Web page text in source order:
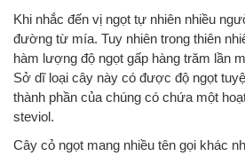
Khi nhắc đến vị ngọt tự nhiên nhiều
đường từ mía. Tuy nhiên trong thiên
hàm lượng độ ngọt gấp hàng trăm lần
Sở dĩ loại cây này có được độ ngọt
thành phần của chúng có chứa một
steviol.
Cây cỏ ngọt mang nhiều tên gọi khác